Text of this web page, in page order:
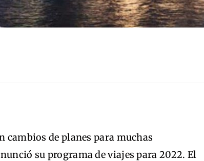
cambios de planes para muchas
su programa de viajes para 2022. El